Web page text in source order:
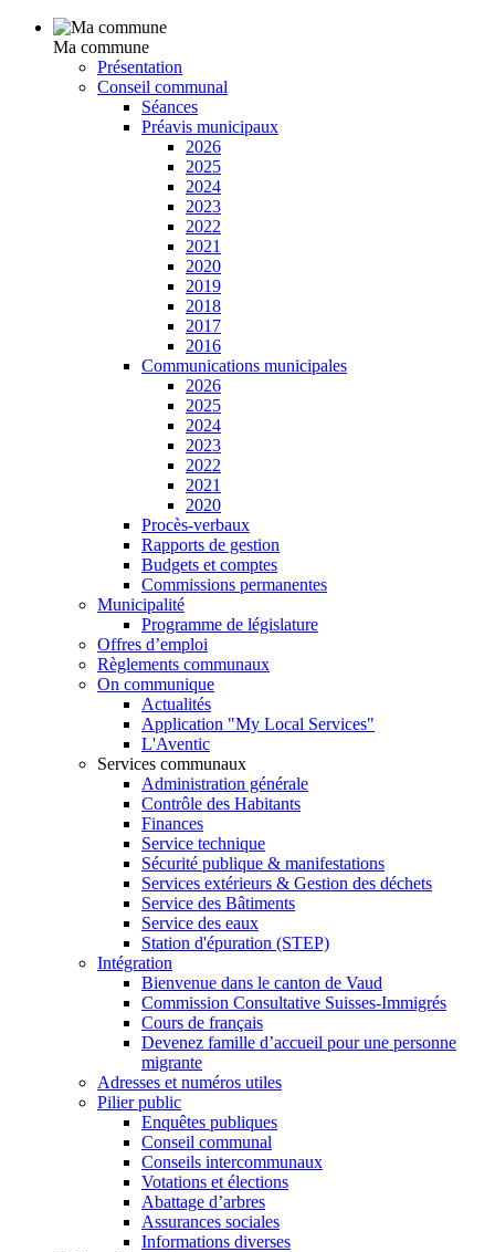
Ma commune
Présentation
Conseil communal
Séances
Préavis municipaux
2026
2025
2024
2023
2022
2021
2020
2019
2018
2017
2016
Communications municipales
2026
2025
2024
2023
2022
2021
2020
Procès-verbaux
Rapports de gestion
Budgets et comptes
Commissions permanentes
Municipalité
Programme de législature
Offres d’emploi
Règlements communaux
On communique
Actualités
Application "My Local Services"
L'Aventic
Services communaux
Administration générale
Contrôle des Habitants
Finances
Service technique
Sécurité publique & manifestations
Services extérieurs & Gestion des déchets
Service des Bâtiments
Service des eaux
Station d'épuration (STEP)
Intégration
Bienvenue dans le canton de Vaud
Commission Consultative Suisses-Immigrés
Cours de français
Devenez famille d’accueil pour une personne
migrante
Adresses et numéros utiles
Pilier public
Enquêtes publiques
Conseil communal
Conseils intercommunaux
Votations et élections
Abattage d’arbres
Assurances sociales
Informations diverses